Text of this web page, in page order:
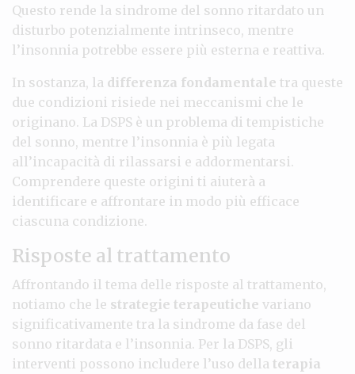
Questo rende la sindrome del sonno ritardato un
disturbo potenzialmente intrinseco, mentre
l’insonnia potrebbe essere più esterna e reattiva.
In sostanza, la differenza fondamentale tra queste
due condizioni risiede nei meccanismi che le
originano. La DSPS è un problema di tempistiche
del sonno, mentre l’insonnia è più legata
all’incapacità di rilassarsi e addormentarsi.
Comprendere queste origini ti aiuterà a
identificare e affrontare in modo più efficace
ciascuna condizione.
Risposte al trattamento
Affrontando il tema delle risposte al trattamento,
notiamo che le strategie terapeutiche variano
significativamente tra la sindrome da fase del
sonno ritardata e l’insonnia. Per la DSPS, gli
interventi possono includere l’uso della terapia